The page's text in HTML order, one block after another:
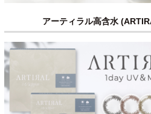
アーティラル高含水